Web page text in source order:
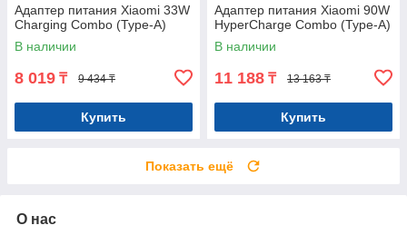
Адаптер питания Xiaomi 33W
Charging Combo (Type-A)
В наличии
8 019 ₸ 9 434 ₸
Купить
Адаптер питания Xiaomi 90W
HyperCharge Combo (Type-A)
В наличии
11 188 ₸ 13 163 ₸
Купить
Показать ещё
О нас